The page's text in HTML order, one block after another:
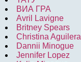
ВИА ГРА
Avril Lavigne
Britney Spears
Christina Aguilera
Dannii Minogue
Jennifer Lopez